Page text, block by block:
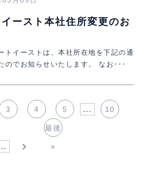
ースト本社住所変更のお
トイーストは、本社所在地を下記の通
のでお知らせいたします。 なお･･･
3 4 5 ... 10
最後
»